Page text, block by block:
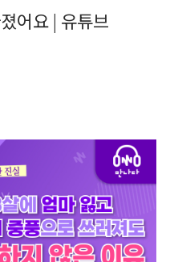
어요 | 유튜브